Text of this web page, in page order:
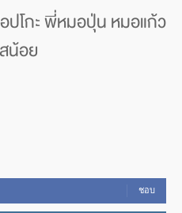
ปโกะ พี่หมอปุ่น หมอแก้ว
น้อย
ชอบ